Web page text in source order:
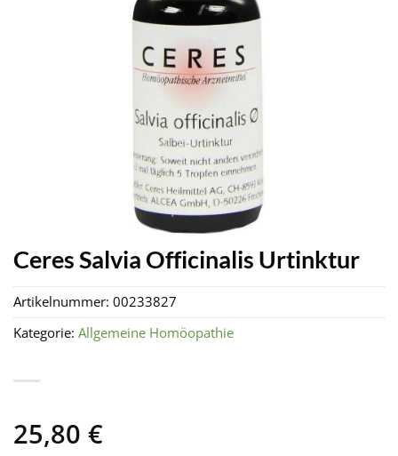
Ceres Salvia Officinalis Urtinktur
25,80 €
Artikelnummer: 00233827
Kategorie: Allgemeine Homöopathie